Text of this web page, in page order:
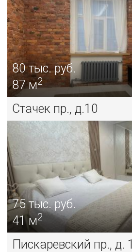
80тыс. руб.
87 м2
Стачек пр., д.10
75тыс. руб.
41 м2
Пискаревский пр., д. 1